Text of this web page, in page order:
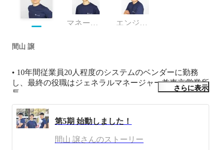
マネージャー エンジニア
間山 譲
• 10年間従業員20人程度のシステムのベンダーに勤務
し、最終の役職はジェネラルマネージャー兼東京営業所
長
• その後フリーランスとなり、CtoCサービスなどの業務
委託と個人の知り合いのツテで請負を行う。
• 個人事業から事業を拡大する形で2018年に法人設立
• 現在は、社員7名とパートナー企業・フリーランスの
協力を得ながら会社経営しております。
さらに表示
第5期 始動しました！
間山 譲さんのストーリー